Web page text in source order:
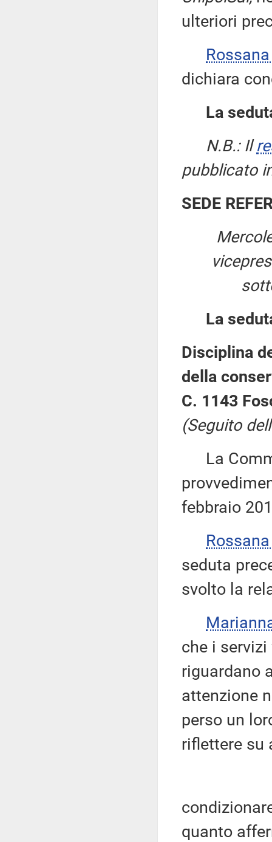
ulteriori
dichiara
La
N.B.: Il
pubblicato
SEDE
La
Disciplina
della
C. 1143
(Seguito
La
febbraio
seduta
svolto la
che i
riguardano
attenzione
perso un
riflettere su
quanto